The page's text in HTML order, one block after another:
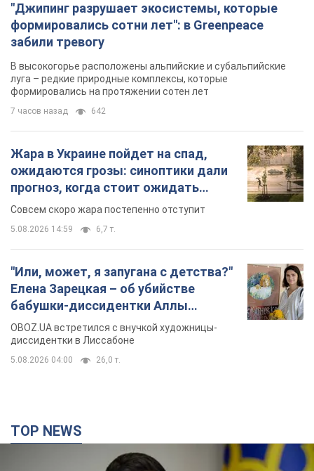
Общество Сегодня Украина стала...
Важное
"Джипинг разрушает экосистемы, которые
формировались сотни лет": в Greenpeace
забили тревогу
В высокогорье расположены альпийские и субальпийские
луга – редкие природные комплексы, которые
формировались на протяжении сотен лет
7 часов назад
Жара в Украине пойдет на спад,
5.08.2026 14:59 6,7 т.